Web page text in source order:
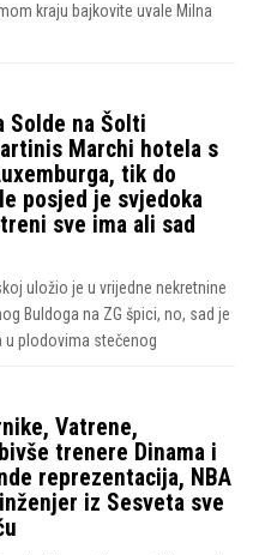
kraju bajkovite uvale Milna
Solde na Šolti
Marchi hotela s
tik do
posjed je svjedoka
sve ima ali sad
uložio je u vrijedne nekretnine
Buldoga na ZG špici, no, sad je
u plodovima stečenog
Vatrene,
trenere Dinama i
reprezentacija, NBA
iz Sesveta sve